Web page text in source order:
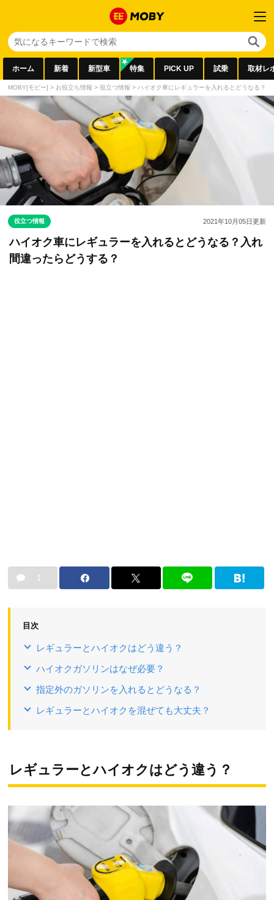
ホーム 新着 新型車 特集 PICK UP 試乗 取材レ
MOBY[モビー] > お役立ち情報 > 役立つ情報 > ハイオク車にレギュラーを入れるとどうなる？
役立つ情報 2021年10月05日更新
ハイオク車にレギュラーを入れるとどうなる？入れ
間違ったらどうする？
1
目次
レギュラーとハイオクはどう違う？
ハイオクガソリンはなぜ必要？
指定外のガソリンを入れるとどうなる？
レギュラーとハイオクを混ぜても大丈夫？
レギュラーとハイオクはどう違う？